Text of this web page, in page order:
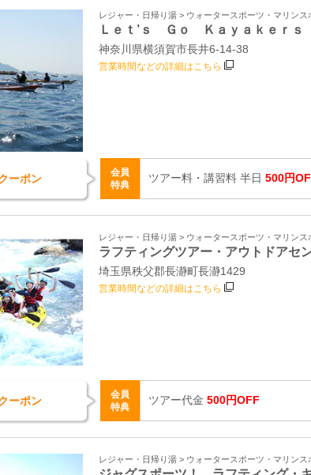
レジャー・日帰り湯 > ウォータースポーツ・マリンス
Ｌｅｔ’ｓ Ｇｏ Ｋａｙａｋｅｒｓ
神奈川県横須賀市長井6-14-38
営業時間などの詳細はこちら
ーポン
会員
特典
ツアー料・講習料 半日 500円
レジャー・日帰り湯 > ウォータースポーツ・マリンス
ラフティングツアー・アウトドアセ
埼玉県秩父郡長瀞町長瀞1429
営業時間などの詳細はこちら
ーポン
会員
特典
ツアー代金 500円OFF
レジャー・日帰り湯 > ウォータースポーツ・マリンス